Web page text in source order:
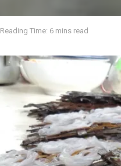
Reading Time: 6 mins read